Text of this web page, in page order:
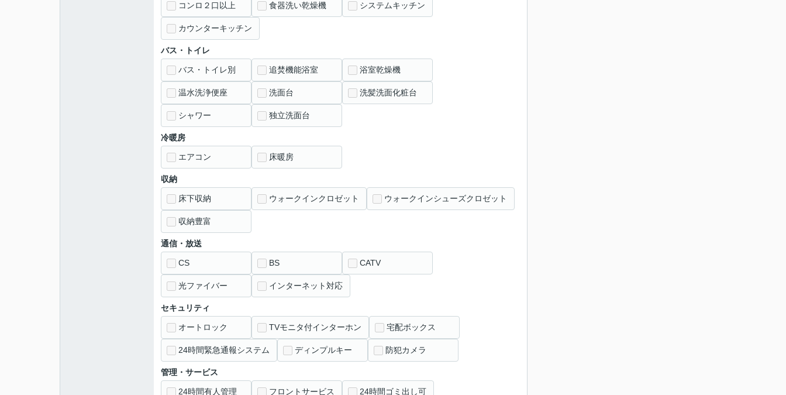
コンロ２口以上 食器洗い乾燥機 システムキッチン
カウンターキッチン
バス・トイレ
バス・トイレ別 追焚機能浴室 浴室乾燥機
温水洗浄便座 洗面台 洗髪洗面化粧台
シャワー 独立洗面台
冷暖房
エアコン 床暖房
収納
床下収納 ウォークインクロゼット ウォークインシューズクロゼット
収納豊富
通信・放送
CS BS CATV
光ファイバー インターネット対応
セキュリティ
オートロック TVモニタ付インターホン 宅配ボックス
24時間緊急通報システム ディンプルキー 防犯カメラ
管理・サービス
24時間有人管理 フロントサービス 24時間ゴミ出し可